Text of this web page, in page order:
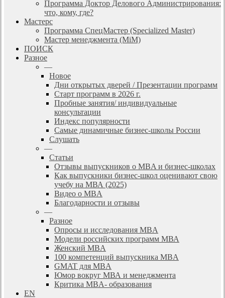
Программа Доктор Делового Администрирования:
что, кому, где?
Мастерс
Программа СпецМастер (Specialized Master)
Мастер менеджмента (MiM)
ПОИСК
Разное
—
Новое
Дни открытых дверей / Презентации программ
Старт программ в 2026 г.
Пробные занятия/ индивидуальные
консультации
Индекс популярности
Самые динамичные бизнес-школы России
Слушать
—
Статьи
Отзывы выпускников о MBA и бизнес-школах
Как выпускники бизнес-школ оценивают свою
учебу на МВА (2025)
Видео о MBA
Благодарности и отзывы
—
Разное
Опросы и исследования MBA
Модели российских программ МВА
Женский MBA
100 компетенций выпускника MBA
GMAT для MBA
Юмор вокруг МВА и менеджмента
Критика MBA- образования
EN